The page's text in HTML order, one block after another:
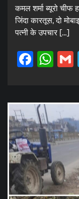
कमल शर्मा ब्यूरो चीफ
जिंदा कारतूस, दो
पत्नी के उपचार […]